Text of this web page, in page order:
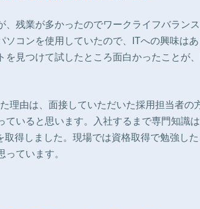
残業が多かったのでワークライフバラン
コンを使用していたので、ITへの興味はあ
を見つけて試したところ面白かったことが
理由は、面接していただいた採用担当者の
いると思います。入社するまで専門知識
得しました。現場では資格取得で勉強した
ています。